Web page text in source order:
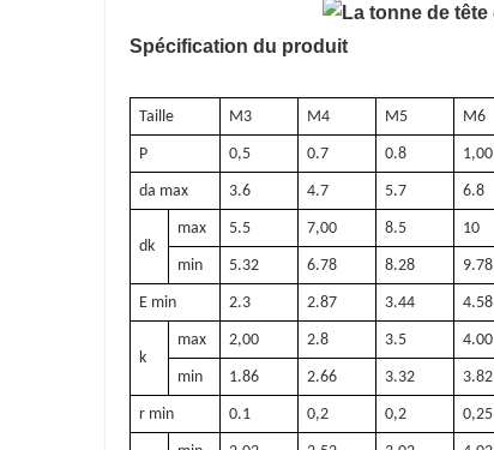
Spécification du produit
Taille M3 M4 M5 M6
P 0,5 0.7 0.8 1,00
da max 3.6 4.7 5.7 6.8
dk
max 5.5 7,00 8.5 10
min 5.32 6.78 8.28 9.78
E min 2.3 2.87 3.44 4.58
k
max 2,00 2.8 3.5 4.00
min 1.86 2.66 3.32 3.82
r min 0.1 0,2 0,2 0,25